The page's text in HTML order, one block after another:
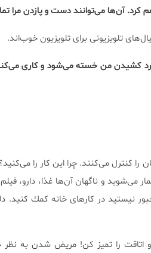
آن‌ها می‌توانند دست و پازدن مرا
تلویزیونی برای تلویزیون خوب‌اند.
درد كشیدن من خسته می‌شود و كاری
را كنترل می‌كنند. چرا این كار را
می‌شوید و ناگهان آن‌ها غذا، دارو،
نیستید در كارهای خانه كمك كنید.
اتاقت را تمیز كن! مریض شدن ‌به